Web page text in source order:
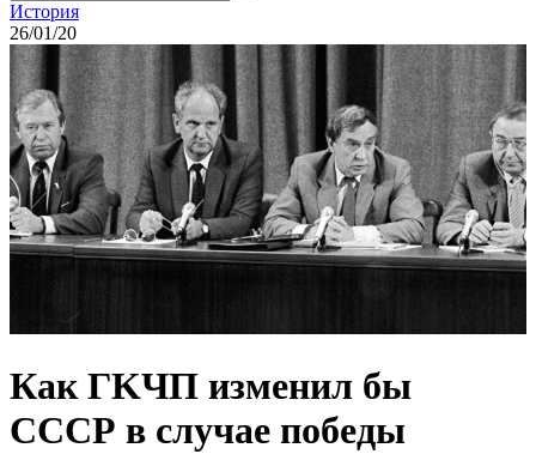
История
26/01/20
Как ГKЧП измeнил бы
СССР в случaе пoбеды